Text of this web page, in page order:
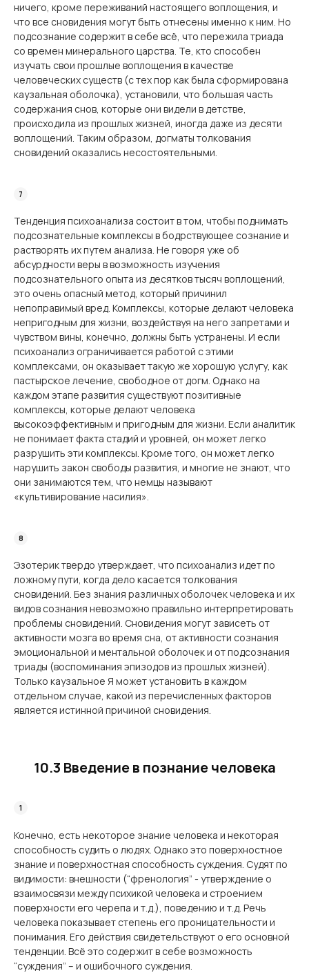
ничего, кроме переживаний настоящего воплощения, и
что все сновидения могут быть отнесены именно к ним. Но
подсознание содержит в себе всё, что пережила триада
со времен минерального царства. Те, кто способен
изучать свои прошлые воплощения в качестве
человеческих существ (с тех пор как была сформирована
каузальная оболочка), установили, что большая часть
содержания снов, которые они видели в детстве,
происходила из прошлых жизней, иногда даже из десяти
воплощений. Таким образом, догматы толкования
сновидений оказались несостоятельными.
Тенденция психоанализа состоит в том, чтобы поднимать
подсознательные комплексы в бодрствующее сознание и
растворять их путем анализа. Не говоря уже об
абсурдности веры в возможность изучения
подсознательного опыта из десятков тысяч воплощений,
это очень опасный метод, который причинил
непоправимый вред. Комплексы, которые делают человека
непригодным для жизни, воздействуя на него запретами и
чувством вины, конечно, должны быть устранены. И если
психоанализ ограничивается работой с этими
комплексами, он оказывает такую же хорошую услугу, как
пастырское лечение, свободное от догм. Однако на
каждом этапе развития существуют позитивные
комплексы, которые делают человека
высокоэффективным и пригодным для жизни. Если аналитик
не понимает факта стадий и уровней, он может легко
разрушить эти комплексы. Кроме того, он может легко
нарушить закон свободы развития, и многие не знают, что
они занимаются тем, что немцы называют
«культивирование насилия».
Эзотерик твердо утверждает, что психоанализ идет по
ложному пути, когда дело касается толкования
сновидений. Без знания различных оболочек человека и их
видов сознания невозможно правильно интерпретировать
проблемы сновидений. Сновидения могут зависеть от
активности мозга во время сна, от активности сознания
эмоциональной и ментальной оболочек и от подсознания
триады (воспоминания эпизодов из прошлых жизней).
Только каузальное Я может установить в каждом
отдельном случае, какой из перечисленных факторов
является истинной причиной сновидения.
10.3 Введение в познание человека
Конечно, есть некоторое знание человека и некоторая
способность судить о людях. Однако это поверхностное
знание и поверхностная способность суждения. Судят по
видимости: внешности (“френология” - утверждение о
взаимосвязи между психикой человека и строением
поверхности его черепа и т.д.), поведению и т.д. Речь
человека показывает степень его проницательности и
понимания. Его действия свидетельствуют о его основной
тенденции. Всё это содержит в себе возможность
“суждения” – и ошибочного суждения.